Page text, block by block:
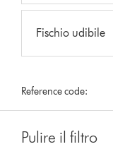
Fischio udibile
Reference code:
Pulire il filtro